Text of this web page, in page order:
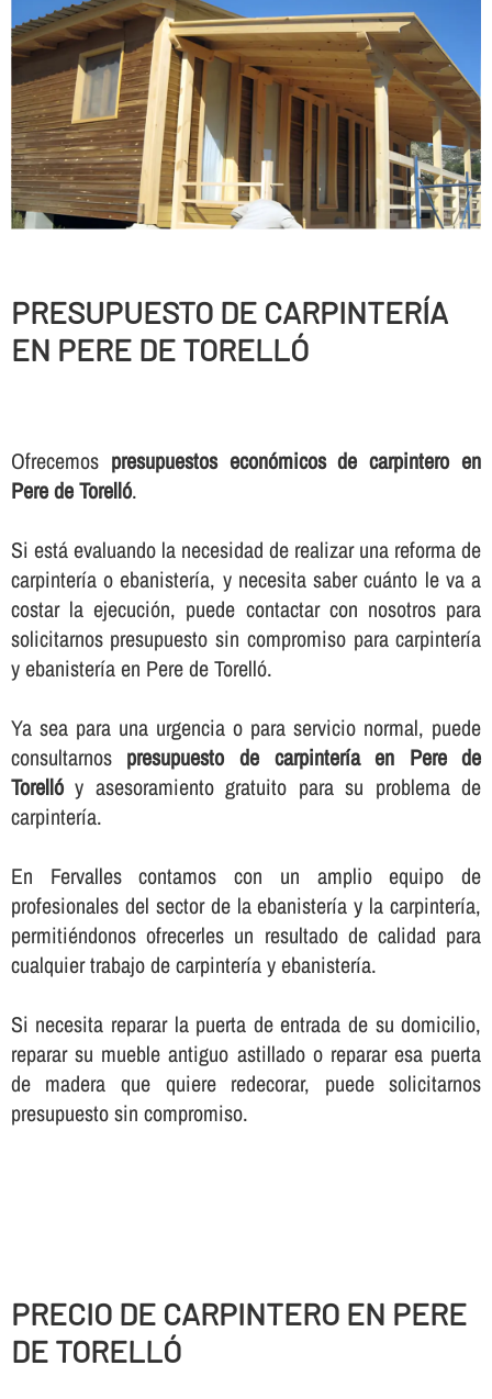
PRESUPUESTO DE CARPINTERÍ­A
EN PERE DE TORELLÓ
Ofrecemos presupuestos económicos de carpintero en
Pere de Torelló.
Si está evaluando la necesidad de realizar una reforma de
carpinterí­a o ebanisterí­a, y necesita saber cuánto le va a
costar la ejecución, puede contactar con nosotros para
solicitarnos presupuesto sin compromiso para carpinterí­a
y ebanisterí­a en Pere de Torelló.
Ya sea para una urgencia o para servicio normal, puede
consultarnos presupuesto de carpinterí­a en Pere de
Torellóy asesoramiento gratuito para su problema de
carpinterí­a.
En Fervalles contamos con un amplio equipo de
profesionales del sector de la ebanisterí­a y la carpinterí­a,
permitiéndonos ofrecerles un resultado de calidad para
cualquier trabajo de carpinterí­a y ebanisterí­a.
Si necesita reparar la puerta de entrada de su domicilio,
reparar su mueble antiguo astillado o reparar esa puerta
de madera que quiere redecorar, puede solicitarnos
presupuesto sin compromiso.
PRECIO DE CARPINTERO EN PERE
DE TORELLÓ